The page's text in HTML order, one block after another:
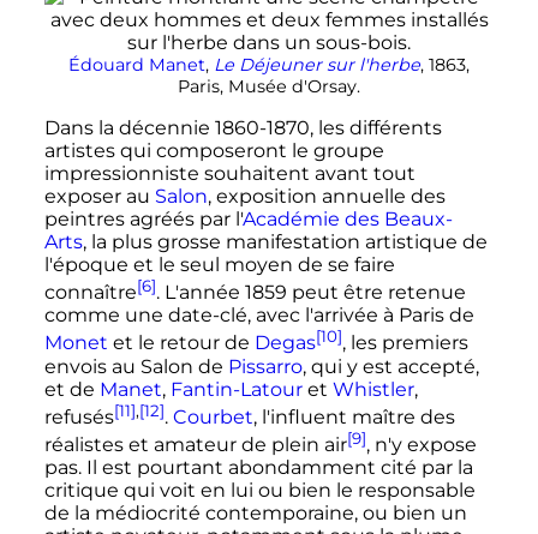
Édouard Manet, Le Déjeuner sur l'herbe, 1863,
Paris, Musée d'Orsay.
Dans la décennie 1860-1870, les différents
artistes qui composeront le groupe
impressionniste souhaitent avant tout
exposer au Salon, exposition annuelle des
peintres agréés par l'Académie des Beaux-
Arts, la plus grosse manifestation artistique de
l'époque et le seul moyen de se faire
connaître[6]. L'année 1859 peut être retenue
comme une date-clé, avec l'arrivée à Paris de
Monet et le retour de Degas[10], les premiers
envois au Salon de Pissarro, qui y est accepté,
et de Manet, Fantin-Latouret Whistler,
refusés[11],[12]. Courbet, l'influent maître des
réalistes et amateur de plein air[9], n'y expose
pas. Il est pourtant abondamment cité par la
critique qui voit en lui ou bien le responsable
de la médiocrité contemporaine, ou bien un